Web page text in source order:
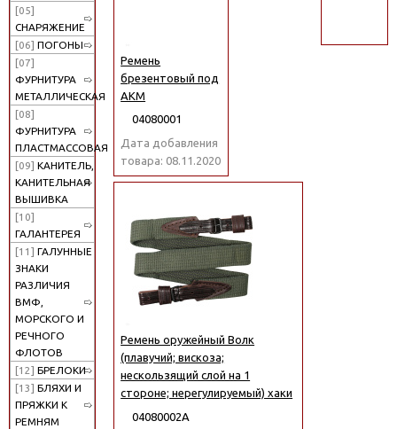
[05]
СНАРЯЖЕНИЕ
[06] ПОГОНЫ
[07]
ФУРНИТУРА
МЕТАЛЛИЧЕСКАЯ
[08]
ФУРНИТУРА
ПЛАСТМАССОВАЯ
[09] КАНИТЕЛЬ,
КАНИТЕЛЬНАЯ
ВЫШИВКА
[10]
ГАЛАНТЕРЕЯ
[11] ГАЛУННЫЕ
ЗНАКИ
РАЗЛИЧИЯ
ВМФ,
МОРСКОГО И
РЕЧНОГО
ФЛОТОВ
[12] БРЕЛОКИ
[13] БЛЯХИ И
ПРЯЖКИ К
РЕМНЯМ
Ремень
брезентовый под
АКМ
04080001
Дата добавления
товара: 08.11.2020
Ремень оружейный Волк
(плавучий; вискоза;
нескользящий слой на 1
стороне; нерегулируемый) хаки
04080002А